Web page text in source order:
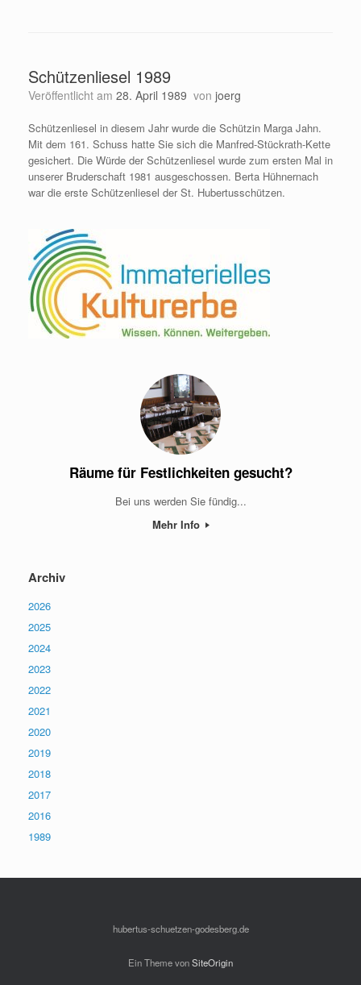
Schützenliesel 1989
Veröffentlicht am 28. April 1989 von joerg
Schützenliesel in diesem Jahr wurde die Schützin Marga Jahn.
Mit dem 161. Schuss hatte Sie sich die Manfred-Stückrath-Kette
gesichert. Die Würde der Schützenliesel wurde zum ersten Mal in
unserer Bruderschaft 1981 ausgeschossen. Berta Hühnernach
war die erste Schützenliesel der St. Hubertusschützen.
Räume für Festlichkeiten gesucht?
Bei uns werden Sie fündig...
Mehr Info
Archiv
2026
2025
2024
2023
2022
2021
2020
2019
2018
2017
2016
1989
hubertus-schuetzen-godesberg.de
Ein Theme vonSiteOrigin